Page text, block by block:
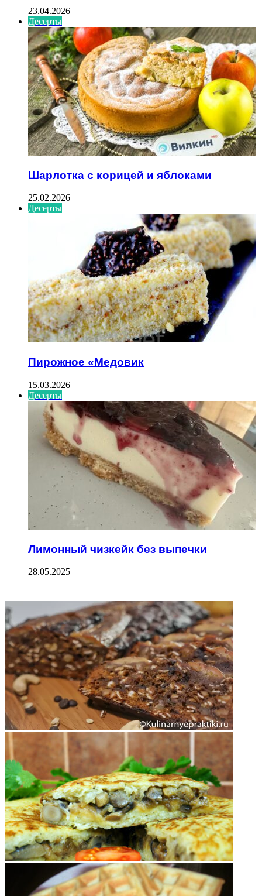
23.04.2026
Десерты
Шарлотка с корицей и яблоками
25.02.2026
Десерты
Пирожное «Медовик
15.03.2026
Десерты
Лимонный чизкейк без выпечки
28.05.2025